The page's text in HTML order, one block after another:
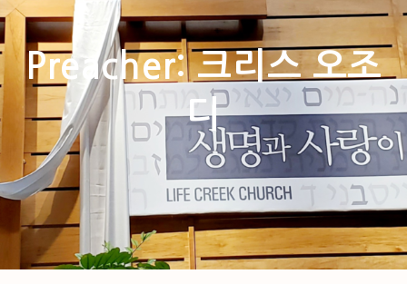
t
e
Preacher:크리스 오조
디